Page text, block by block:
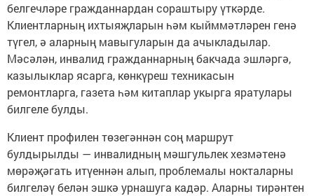
белгечләре гражданнардан сораштыру үткәрде.
Клиентларның ихтыяҗларын һәм кыйммәтләрен генә
түгел, ә аларның мавыгуларын да ачыкладылар.
Мәсәлән, инвалид гражданнарның бакчада эшләргә,
казылыклар ясарга, көнкүреш техникасын
ремонтларга, газета һәм китаплар укырга яратулары
билгеле булды.
Клиент профилен төзегәннән соң маршрут
булдырылды — инвалидның мәшгульлек хезмәтенә
мөрәҗәгать итүеннән алып, проблемалы нокталарны
билгеләү белән эшкә урнашуга кадәр. Аларны тирәнтен